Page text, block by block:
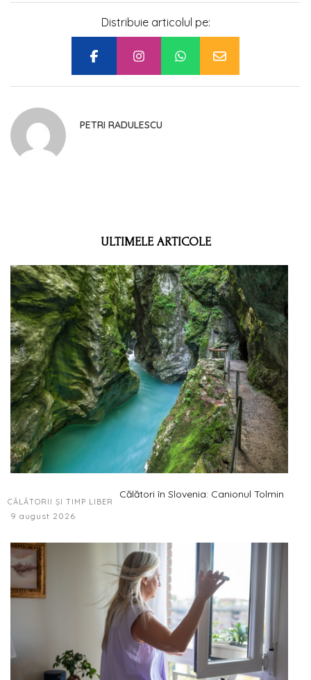
Distribuie articolul pe:
PETRI RADULESCU
ULTIMELE ARTICOLE
CĂLĂTORII ȘI TIMP LIBER
Călători în Slovenia: Canionul Tolmin
9 august 2026